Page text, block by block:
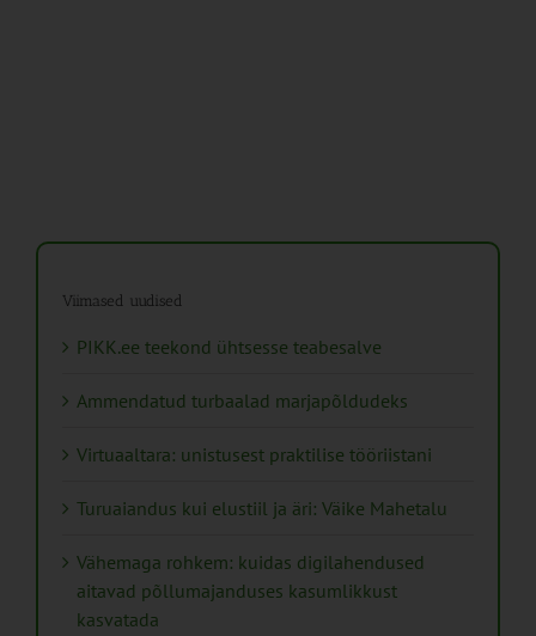
Viimased uudised
PIKK.ee teekond ühtsesse teabesalve
Ammendatud turbaalad marjapõldudeks
Virtuaaltara: unistusest praktilise tööriistani
Turuaiandus kui elustiil ja äri: Väike Mahetalu
Vähemaga rohkem: kuidas digilahendused
aitavad põllumajanduses kasumlikkust
kasvatada